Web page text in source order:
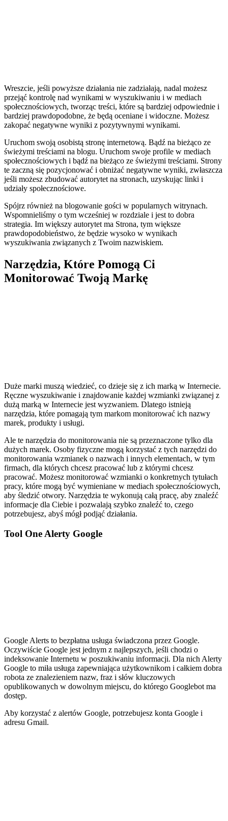
Wreszcie, jeśli powyższe działania nie zadziałają, nadal możesz
przejąć kontrolę nad wynikami w wyszukiwaniu i w mediach
społecznościowych, tworząc treści, które są bardziej odpowiednie i
bardziej prawdopodobne, że będą oceniane i widoczne. Możesz
zakopać negatywne wyniki z pozytywnymi wynikami.
Uruchom swoją osobistą stronę internetową. Bądź na bieżąco ze
świeżymi treściami na blogu. Uruchom swoje profile w mediach
społecznościowych i bądź na bieżąco ze świeżymi treściami. Strony
te zaczną się pozycjonować i obniżać negatywne wyniki, zwłaszcza
jeśli możesz zbudować autorytet na stronach, uzyskując linki i
udziały społecznościowe.
Spójrz również na blogowanie gości w popularnych witrynach.
Wspomnieliśmy o tym wcześniej w rozdziale i jest to dobra
strategia. Im większy autorytet ma Strona, tym większe
prawdopodobieństwo, że będzie wysoko w wynikach
wyszukiwania związanych z Twoim nazwiskiem.
Narzędzia, Które Pomogą Ci
Monitorować Twoją Markę
Duże marki muszą wiedzieć, co dzieje się z ich marką w Internecie.
Ręczne wyszukiwanie i znajdowanie każdej wzmianki związanej z
dużą marką w Internecie jest wyzwaniem. Dlatego istnieją
narzędzia, które pomagają tym markom monitorować ich nazwy
marek, produkty i usługi.
Ale te narzędzia do monitorowania nie są przeznaczone tylko dla
dużych marek. Osoby fizyczne mogą korzystać z tych narzędzi do
monitorowania wzmianek o nazwach i innych elementach, w tym
firmach, dla których chcesz pracować lub z którymi chcesz
pracować. Możesz monitorować wzmianki o konkretnych tytułach
pracy, które mogą być wymieniane w mediach społecznościowych,
aby śledzić otwory. Narzędzia te wykonują całą pracę, aby znaleźć
informacje dla Ciebie i pozwalają szybko znaleźć to, czego
potrzebujesz, abyś mógł podjąć działania.
Tool One Alerty Google
Google Alerts to bezpłatna usługa świadczona przez Google.
Oczywiście Google jest jednym z najlepszych, jeśli chodzi o
indeksowanie Internetu w poszukiwaniu informacji. Dla nich Alerty
Google to miła usługa zapewniająca użytkownikom i całkiem dobra
robota ze znalezieniem nazw, fraz i słów kluczowych
opublikowanych w dowolnym miejscu, do którego Googlebot ma
dostęp.
Aby korzystać z alertów Google, potrzebujesz konta Google i
adresu Gmail.